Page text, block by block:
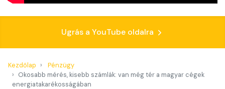
Ugrás a YouTube oldalra
Kezdőlap
Pénzügy
Okosabb mérés, kisebb számlák: van még tér a magyar cégek
energiatakarékosságában